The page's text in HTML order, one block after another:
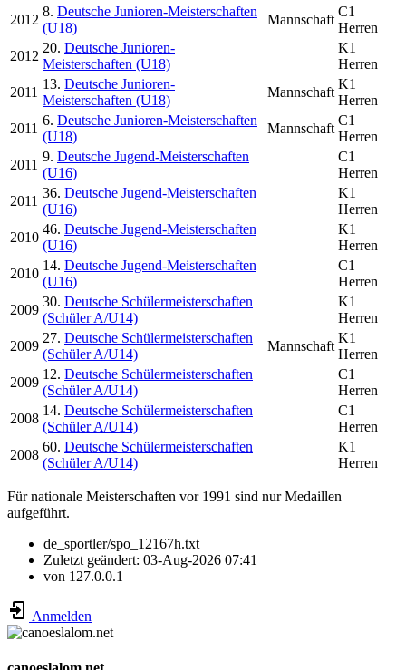
2012
8. Deutsche Junioren-Meisterschaften
(U18)
Mannschaft
C1
Herren
2012
20. Deutsche Junioren-
Meisterschaften (U18)
K1
Herren
2011
13. Deutsche Junioren-
Meisterschaften (U18)
Mannschaft
K1
Herren
2011
6. Deutsche Junioren-Meisterschaften
(U18)
Mannschaft
C1
Herren
2011
9. Deutsche Jugend-Meisterschaften
(U16)
C1
Herren
2011
36. Deutsche Jugend-Meisterschaften
(U16)
K1
Herren
2010
46. Deutsche Jugend-Meisterschaften
(U16)
K1
Herren
2010
14. Deutsche Jugend-Meisterschaften
(U16)
C1
Herren
2009
30. Deutsche Schülermeisterschaften
(Schüler A/U14)
K1
Herren
2009
27. Deutsche Schülermeisterschaften
(Schüler A/U14)
Mannschaft
K1
Herren
2009
12. Deutsche Schülermeisterschaften
(Schüler A/U14)
C1
Herren
2008
14. Deutsche Schülermeisterschaften
(Schüler A/U14)
C1
Herren
2008
60. Deutsche Schülermeisterschaften
(Schüler A/U14)
K1
Herren
Für nationale Meisterschaften vor 1991 sind nur Medaillen
aufgeführt.
de_sportler/spo_12167h.txt
Zuletzt geändert: 03-Aug-2026 07:41
von 127.0.0.1
Anmelden